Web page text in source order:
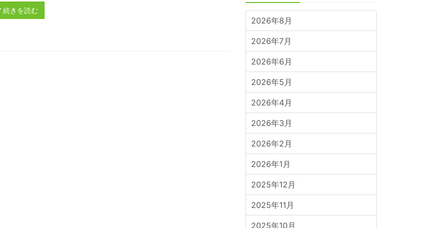
続きを読む
2026年8月
2026年7月
2026年6月
2026年5月
2026年4月
2026年3月
2026年2月
2026年1月
2025年12月
2025年11月
2025年10月